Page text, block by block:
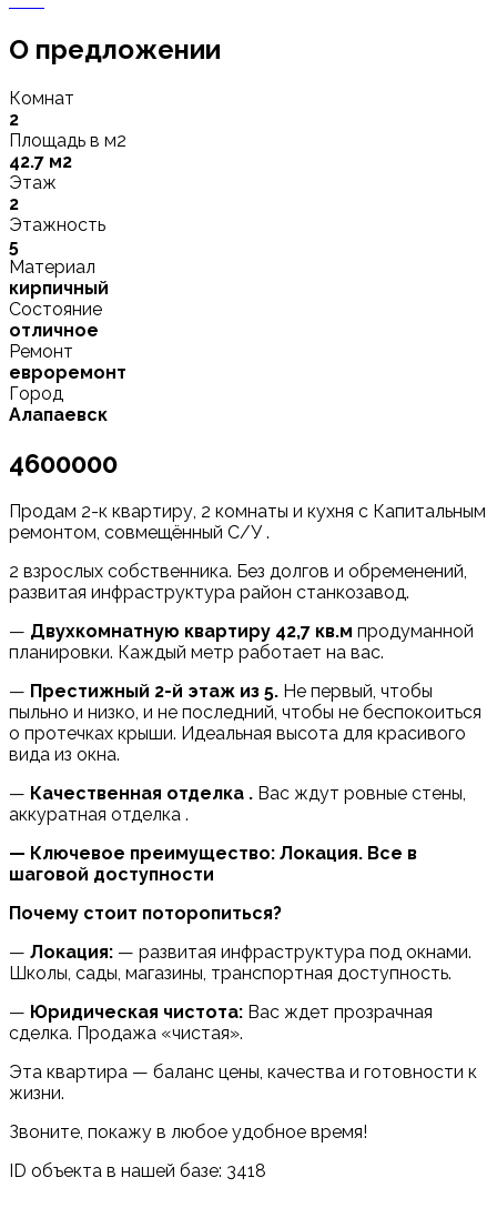
О предложении
Комнат
2
Площадь в м2
42.7 м2
Этаж
2
Этажность
5
Материал
кирпичный
Состояние
отличное
Ремонт
евроремонт
Город
Алапаевск
4600000
Продам 2-к квартиру, 2 комнаты и кухня с Капитальным
ремонтом, совмещённый С/У .
2 взрослых собственника. Без долгов и обременений,
развитая инфраструктура район станкозавод.
— Двухкомнатную квартиру 42,7 кв.м продуманной
планировки. Каждый метр работает на вас.
— Престижный 2-й этаж из 5. Не первый, чтобы
пыльно и низко, и не последний, чтобы не беспокоиться
о протечках крыши. Идеальная высота для красивого
вида из окна.
— Качественная отделка . Вас ждут ровные стены,
аккуратная отделка .
— Ключевое преимущество: Локация. Все в
шаговой доступности
Почему стоит поторопиться?
— Локация: — развитая инфраструктура под окнами.
Школы, сады, магазины, транспортная доступность.
— Юридическая чистота: Вас ждет прозрачная
сделка. Продажа «чистая».
Эта квартира — баланс цены, качества и готовности к
жизни.
Звоните, покажу в любое удобное время!
ID объекта в нашей базе: 3418